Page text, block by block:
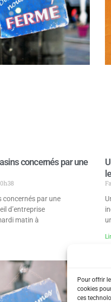
Pour offrir
cookies
ces
concernés par une
concernés par une
d’entreprise
matin à